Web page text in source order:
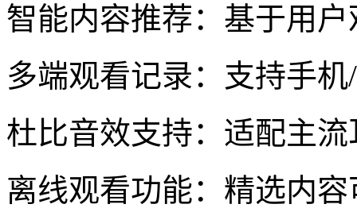
智能内容推荐：基于用
多端观看记录：支持手
杜比音效支持：适配主
离线观看功能：精选内